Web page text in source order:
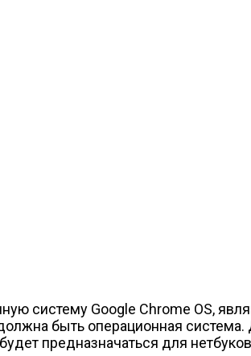
систему Google Chrome OS,
быть операционная
предназначаться для